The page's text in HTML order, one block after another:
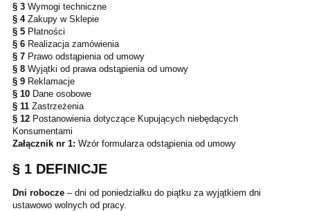
§ 3 Wymogi techniczne
§ 4Zakupy w Sklepie
§ 5 Płatności
§ 6 Realizacja zamówienia
§ 7 Prawo odstąpienia od umowy
§ 8 Wyjątki od prawa odstąpienia od umowy
§ 9 Reklamacje
§ 10 Dane osobowe
§ 11 Zastrzeżenia
§ 12 Postanowienia dotyczące Kupujących niebędących
Konsumentami
Załącznik nr 1: Wzór formularza odstąpienia od umowy
§ 1 DEFINICJE
Dni robocze – dni od poniedziałku do piątku za wyjątkiem dni
ustawowo wolnych od pracy.